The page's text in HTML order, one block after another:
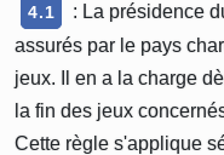
4.1
: La présidence
assurés par le pays
jeux. Il en a la charge
la fin des jeux
Cette règle s'applique